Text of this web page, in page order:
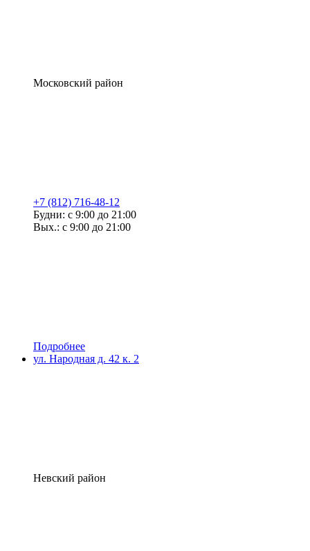
Московский район
+7 (812) 716-48-12
Будни: с 9:00 до 21:00
Вых.: с 9:00 до 21:00
Подробнее
ул. Народная д. 42 к. 2
Невский район